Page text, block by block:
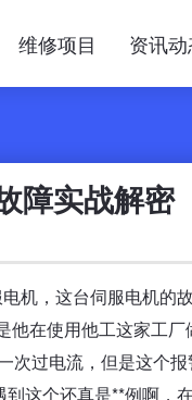
维修项目 资讯
障实战解密
机，这台伺服电机的
在使用他工这家工
次过电流，但是这个
这个还真是**例啊，